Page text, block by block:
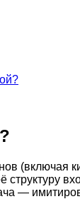
(включая
—